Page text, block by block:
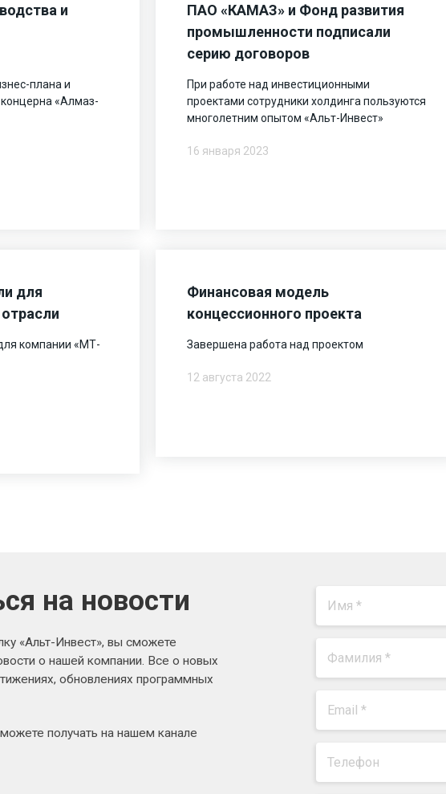
и
плана и
«Алмаз-
ПАО «КАМАЗ» и Фонд развития
промышленности подписали
серию договоров
При работе над инвестиционными
проектами сотрудники холдинга пользуются
многолетним опытом «Альт-Инвест»
16 января 2023
для
компании «МТ-
Финансовая модель
концессионного проекта
Завершена работа над проектом
12 августа 2022
на новости
«Альт-Инвест», вы сможете
о нашей компании. Все о новых
обновлениях программных
получать на нашем канале